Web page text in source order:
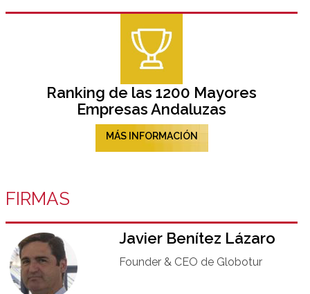
Ranking de las 1200 Mayores
Empresas Andaluzas
MÁS INFORMACIÓN
FIRMAS
Javier Benítez Lázaro
Founder & CEO de Globotur​